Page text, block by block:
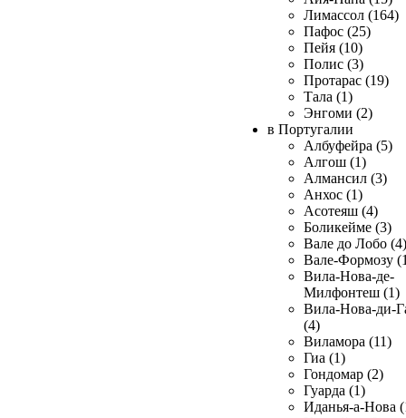
Лимассол (164)
Пафос (25)
Пейя (10)
Полис (3)
Протарас (19)
Тала (1)
Энгоми (2)
в Португалии
Албуфейра (5)
Алгош (1)
Алмансил (3)
Анхос (1)
Асотеяш (4)
Боликейме (3)
Вале до Лобо (4)
Вале-Формозу
Вила-Нова-де-
Милфонтеш (1)
Вила-Нова-ди-
(4)
Виламора (11)
Гиа (1)
Гондомар (2)
Гуарда (1)
Иданья-а-Нова